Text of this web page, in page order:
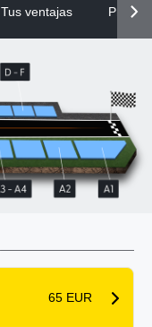
Tus ventajas
65 EUR